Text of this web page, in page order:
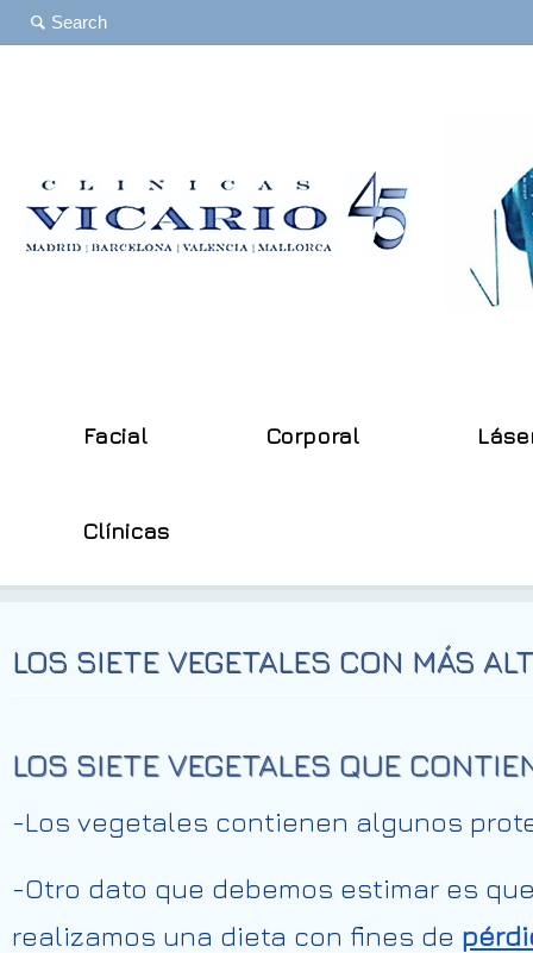
Facial Corporal
Clínicas
LOS SIETE VEGETALES CON MÁS
LOS SIETE VEGETALES QUE
-Los vegetales contienen algunos
-Otro dato que debemos estimar es
realizamos una dieta con fines de